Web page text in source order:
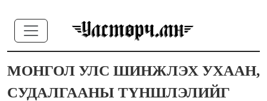
МОНГОЛ УЛС ШИНЖЛЭХ УХААН,
СУДАЛГААНЫ ТҮНШЛЭЛИЙГ